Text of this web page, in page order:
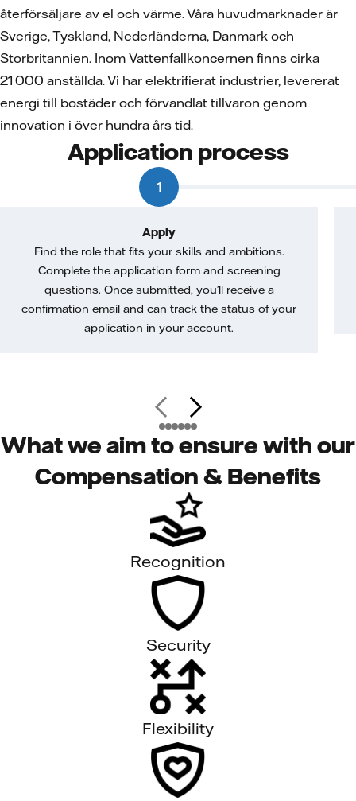
återförsäljare av el och värme. Våra huvudmarknader är
Sverige, Tyskland, Nederländerna, Danmark och
Storbritannien. Inom Vattenfallkoncernen finns cirka
21 000 anställda. Vi har elektrifierat industrier, levererat
energi till bostäder och förvandlat tillvaron genom
innovation i över hundra års tid.
Application process
1
Apply
Find the role that fits your skills and ambitions.
Complete the application form and screening
questions. Once submitted, you’ll receive a
confirmation email and can track the status of your
application in your account.
What we aim to ensure with our
Compensation & Benefits
Recognition
Security
Flexibility